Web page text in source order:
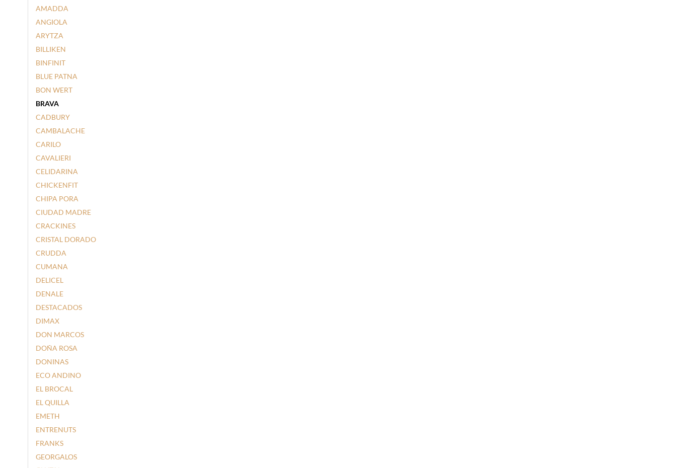
AMADDA
ANGIOLA
ARYTZA
BILLIKEN
BINFINIT
BLUE PATNA
BON WERT
BRAVA
CADBURY
CAMBALACHE
CARILO
CAVALIERI
CELIDARINA
CHICKENFIT
CHIPA PORA
CIUDAD MADRE
CRACKINES
CRISTAL DORADO
CRUDDA
CUMANA
DELICEL
DENALE
DESTACADOS
DIMAX
DON MARCOS
DOÑA ROSA
DONINAS
ECO ANDINO
EL BROCAL
EL QUILLA
EMETH
ENTRENUTS
FRANKS
GEORGALOS